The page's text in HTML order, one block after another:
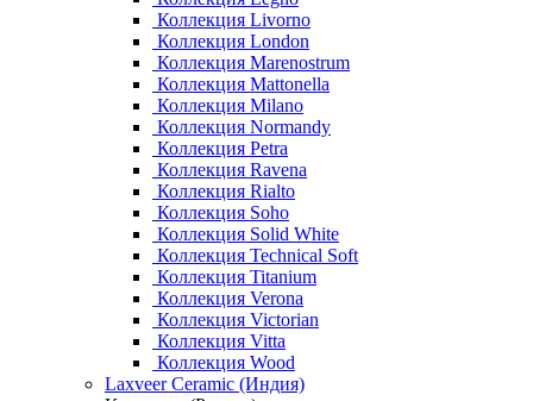
Коллекция Livorno
Коллекция London
Коллекция Marenostrum
Коллекция Mattonella
Коллекция Milano
Коллекция Normandy
Коллекция Petra
Коллекция Ravena
Коллекция Rialto
Коллекция Soho
Коллекция Solid White
Коллекция Technical Soft
Коллекция Titanium
Коллекция Verona
Коллекция Victorian
Коллекция Vitta
Коллекция Wood
Laxveer Ceramic (Индия)